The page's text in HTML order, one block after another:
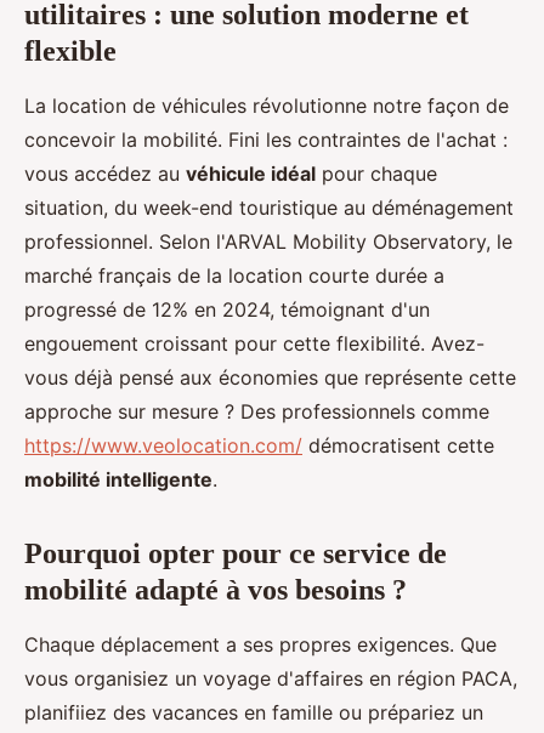
utilitaires : vos trajets à portée
de main !
Noam•16 décembre 2025• 7 min de lecture
utilitaires : une solution moderne et
flexible
La location de véhicules révolutionne notre façon de
concevoir la mobilité. Fini les contraintes de l'achat :
vous accédez au véhicule idéal pour chaque
situation, du week-end touristique au déménagement
professionnel. Selon l'ARVAL Mobility Observatory, le
marché français de la location courte durée a
progressé de 12% en 2024, témoignant d'un
engouement croissant pour cette flexibilité. Avez-
vous déjà pensé aux économies que représente cette
approche sur mesure ? Des professionnels comme
https://www.veolocation.com/ démocratisent cette
mobilité intelligente.
Pourquoi opter pour ce service de
mobilité adapté à vos besoins ?
Chaque déplacement a ses propres exigences. Que
vous organisiez un voyage d'affaires en région PACA,
planifiiez des vacances en famille ou prépariez un